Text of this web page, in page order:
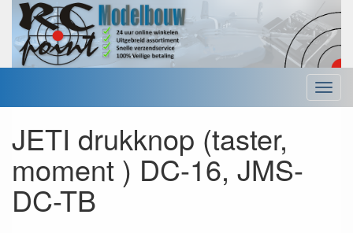
Menu
JETI drukknop (taster,
moment ) DC-16, JMS-
DC-TB